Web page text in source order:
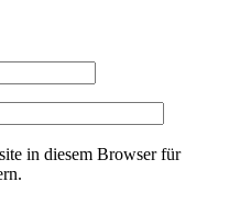
in diesem Browser für